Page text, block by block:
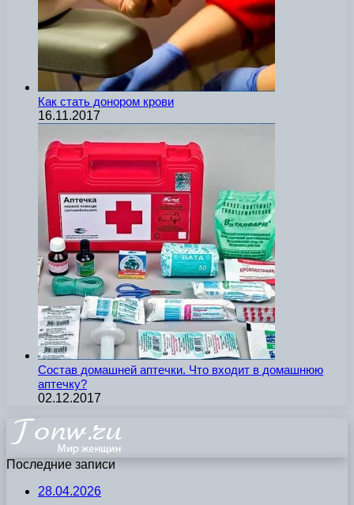
Как стать донором крови
16.11.2017
Состав домашней аптечки. Что входит в домашнюю
аптечку?
02.12.2017
Последние записи
28.04.2026